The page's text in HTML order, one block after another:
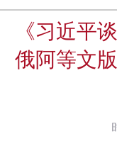
《习近平
俄阿等文